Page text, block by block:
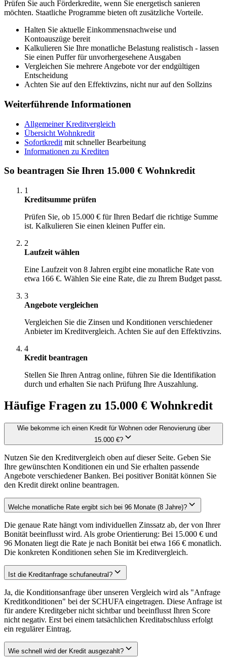
Prüfen Sie auch Förderkredite, wenn Sie energetisch sanieren
möchten. Staatliche Programme bieten oft zusätzliche Vorteile.
Halten Sie aktuelle Einkommensnachweise und
Kontoauszüge bereit
Kalkulieren Sie Ihre monatliche Belastung realistisch - lassen
Sie einen Puffer für unvorhergesehene Ausgaben
Vergleichen Sie mehrere Angebote vor der endgültigen
Entscheidung
Achten Sie auf den Effektivzins, nicht nur auf den Sollzins
Weiterführende Informationen
Allgemeiner Kreditvergleich
Übersicht Wohnkredit
Sofortkredit mit schneller Bearbeitung
Informationen zu Krediten
So beantragen Sie Ihren 15.000 € Wohnkredit
1
Kreditsumme prüfen
Prüfen Sie, ob 15.000 € für Ihren Bedarf die richtige Summe
ist. Kalkulieren Sie einen kleinen Puffer ein.
2
Laufzeit wählen
Eine Laufzeit von 8 Jahren ergibt eine monatliche Rate von
etwa 166 €. Wählen Sie eine Rate, die zu Ihrem Budget passt.
3
Angebote vergleichen
Vergleichen Sie die Zinsen und Konditionen verschiedener
Anbieter im Kreditvergleich. Achten Sie auf den Effektivzins.
4
Kredit beantragen
Stellen Sie Ihren Antrag online, führen Sie die Identifikation
durch und erhalten Sie nach Prüfung Ihre Auszahlung.
Häufige Fragen zu 15.000 € Wohnkredit
Wie bekomme ich einen Kredit für Wohnen oder Renovierung über
15.000 €?
Nutzen Sie den Kreditvergleich oben auf dieser Seite. Geben Sie
Ihre gewünschten Konditionen ein und Sie erhalten passende
Angebote verschiedener Banken. Bei positiver Bonität können Sie
den Kredit direkt online beantragen.
Welche monatliche Rate ergibt sich bei 96 Monate (8 Jahre)?
Die genaue Rate hängt vom individuellen Zinssatz ab, der von Ihrer
Bonität beeinflusst wird. Als grobe Orientierung: Bei 15.000 € und
96 Monaten liegt die Rate je nach Bonität bei etwa 166 € monatlich.
Die konkreten Konditionen sehen Sie im Kreditvergleich.
Ist die Kreditanfrage schufaneutral?
Ja, die Konditionsanfrage über unseren Vergleich wird als "Anfrage
Kreditkonditionen" bei der SCHUFA eingetragen. Diese Anfrage ist
für andere Kreditgeber nicht sichtbar und beeinflusst Ihren Score
nicht negativ. Erst bei einem tatsächlichen Kreditabschluss erfolgt
ein regulärer Eintrag.
Wie schnell wird der Kredit ausgezahlt?